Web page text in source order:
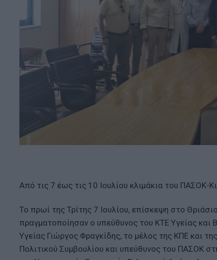
Από τις 7 έως τις 10 Ιουλίου κλιμάκια του ΠΑΣΟΚ-
Το πρωί της Τρίτης 7 Ιουλίου, επίσκεψη στο
πραγματοποίησαν ο υπεύθυνος του ΚΤΕ Υγείας και
Υγείας Γιώργος Φραγκίδης, το μέλος της ΚΠΕ και
Πολιτικού Συμβουλίου και υπεύθυνος του ΠΑΣΟΚ